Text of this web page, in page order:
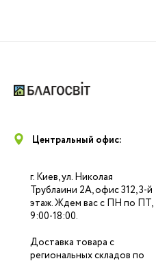
Центральный офис:
г. Киев, ул. Николая
Трублаини 2А, офис 312, 3-й
этаж. Ждем вас с ПН по ПТ,
9:00-18:00.
Доставка товара с
региональных складов по